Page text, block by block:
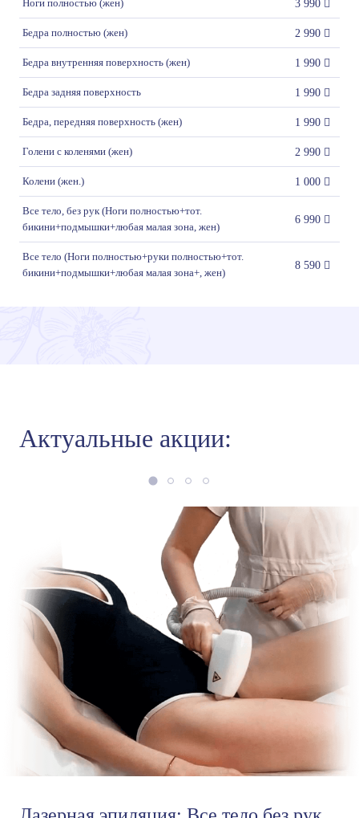
Ноги полностью (жен) 3 990
Бедра полностью (жен) 2 990
Бедра внутренняя поверхность (жен) 1 990
Бедра задняя поверхность 1 990
Бедра, передняя поверхность (жен) 1 990
Голени с коленями (жен) 2 990
Колени (жен.) 1 000
Все тело, без рук (Ноги полностью+тот.
бикини+подмышки+любая малая зона, жен)
6 990
Все тело (Ноги полностью+руки полностью+тот.
бикини+подмышки+любая малая зона+, жен)
8 590
Актуальные акции: